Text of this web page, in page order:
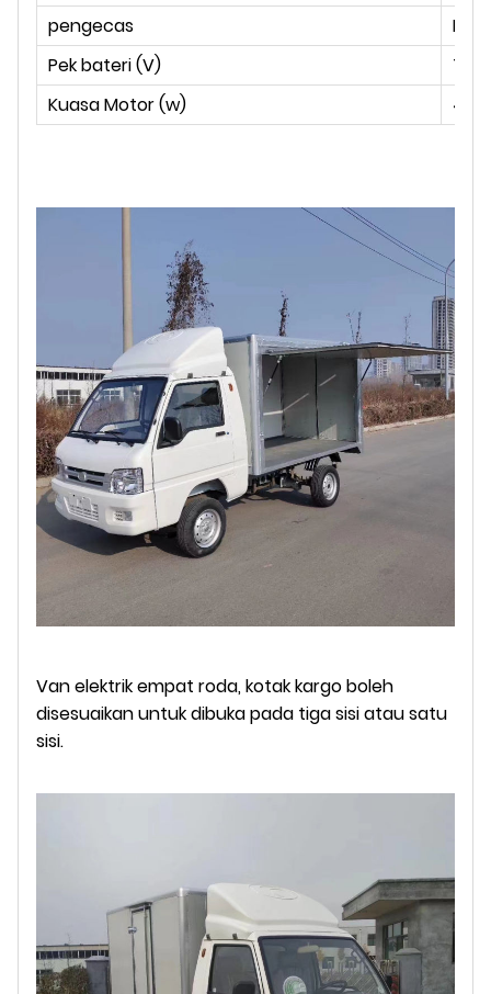
pengecas
Pek bateri (V)
72v
Kuasa Motor (w)
Van elektrik empat roda, kotak kargo boleh
disesuaikan untuk dibuka pada tiga sisi atau satu
sisi.